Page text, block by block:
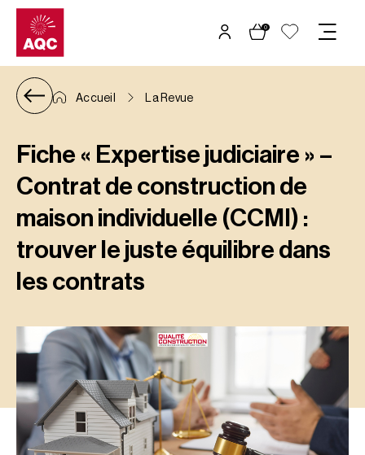
Panneau de gestion des cookies
0
Accueil La Revue
Fiche « Expertise judiciaire » –
Contrat de construction de
maison individuelle (CCMI) :
trouver le juste équilibre dans
les contrats